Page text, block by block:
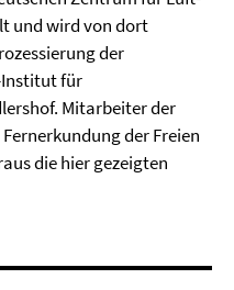
und wird von dort
der
Institut für
Mitarbeiter der
der Freien
die hier gezeigten